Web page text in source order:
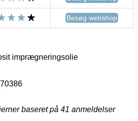
Besøg webshop
imprægneringsolie
baseret på 41 anmeldelser